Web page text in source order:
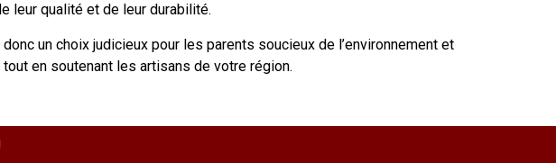
leur qualité et de leur durabilité.
un choix judicieux pour les parents soucieux de l’environnement et
en soutenant les artisans de votre région.